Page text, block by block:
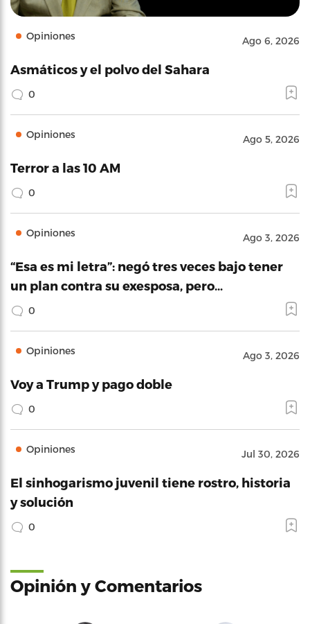
Opiniones Ago 6, 2026
Asmáticos y el polvo del Sahara
0
Opiniones Ago 5, 2026
Terror a las 10 AM
0
Opiniones Ago 3, 2026
“Esa es mi letra”: negó tres veces bajo tener
un plan contra su exesposa, pero…
0
Opiniones Ago 3, 2026
Voy a Trump y pago doble
0
Opiniones Jul 30, 2026
El sinhogarismo juvenil tiene rostro, historia
y solución
0
Opinión y Comentarios